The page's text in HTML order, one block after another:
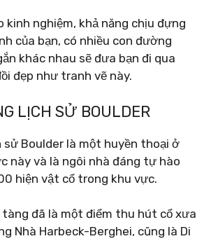
kinh nghiệm, khả năng chịu đựng
của bạn, có nhiều con đường
khác nhau sẽ đưa bạn đi qua
đẹp như tranh vẽ này.
LỊCH SỬ BOULDER
sử Boulder là một huyền thoại ở
này và là ngôi nhà đáng tự hào
hiện vật cổ trong khu vực.
tàng đã là một điểm thu hút cổ xưa
Nhà Harbeck-Berghei, cũng là Di